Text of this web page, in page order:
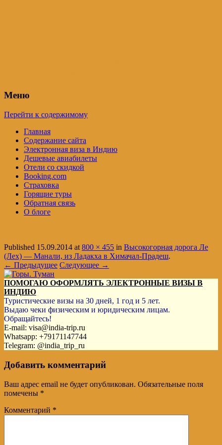
Меню
Перейти к содержимому
Главная
Содержание сайта
Электронная виза в Индию
Дешевые авиабилеты
Отели со скидкой
Booking.com
Страховка
Горящие туры
Обратная связь
О блоге
Published 15.09.2014 at800 × 455 in Высокогорная дорога Ле
(Лех) — Манали, из Ладакха в Химачал-Прадеш.
← Предыдущее Следующее →
ПОМОГАЮ ОФОРМЛЯТЬ ЭЛЕКТРОННЫЕ ВИЗЫ В
ИНДИЮ
Туристические визы на 30 дней, 1 год и 5 лет.
Выдаю чеки физическим и юридическим лицам.
Обращайтесь!
E-mail: visa@india-trip.ru
Whatsapp: +79171147744
Telegram: @india_trip_ru
Добавить комментарий
Ваш адрес email не будет опубликован. Обязательные поля
помечены *
Комментарий *